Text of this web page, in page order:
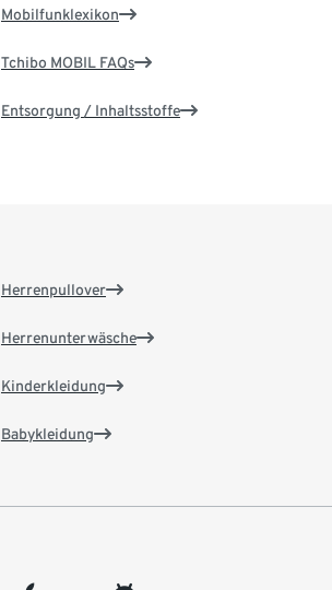
Mobilfunklexikon
Tchibo MOBIL FAQs
Entsorgung / Inhaltsstoffe
Herrenpullover
Herrenunterwäsche
Kinderkleidung
Babykleidung